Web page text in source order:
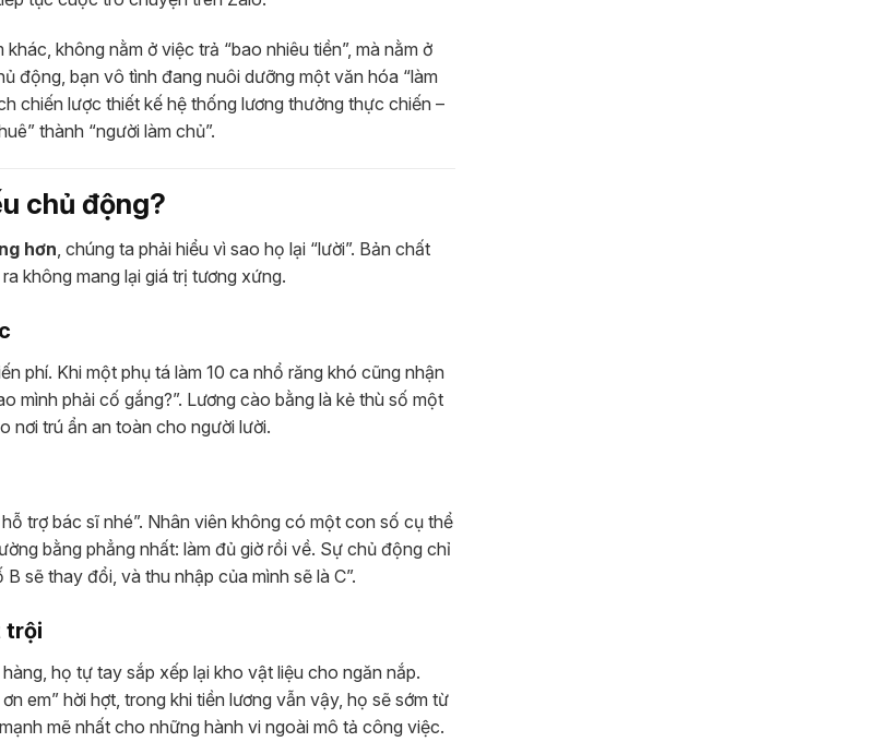
không nằm ở việc trả “bao nhiêu tiền”, mà nằm ở
động, bạn vô tình đang nuôi dưỡng một văn hóa “làm
chiến lược thiết kế hệ thống lương thưởng thực chiến –
thành “người làm chủ”.
chủ động?
hơn , chúng ta phải hiểu vì sao họ lại “lười”. Bản chất
không mang lại giá trị tương xứng.
phí. Khi một phụ tá làm 10 ca nhổ răng khó cũng nhận
mình phải cố gắng?”. Lương cào bằng là kẻ thù số một
nơi trú ẩn an toàn cho người lười.
trợ bác sĩ nhé”. Nhân viên không có một con số cụ thể
bằng phẳng nhất: làm đủ giờ rồi về. Sự chủ động chỉ
sẽ thay đổi, và thu nhập của mình sẽ là C”.
trội
họ tự tay sắp xếp lại kho vật liệu cho ngăn nắp.
em” hời hợt, trong khi tiền lương vẫn vậy, họ sẽ sớm từ
mẽ nhất cho những hành vi ngoài mô tả công việc.